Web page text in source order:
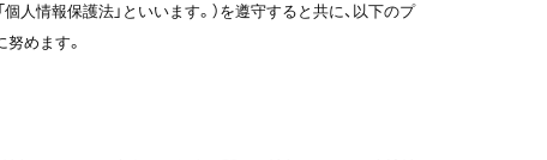
人情報保護法」といいます。）を遵守すると共に、以下のプ
めます。